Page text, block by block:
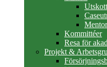
Kommittéer
Resa för
Projekt &